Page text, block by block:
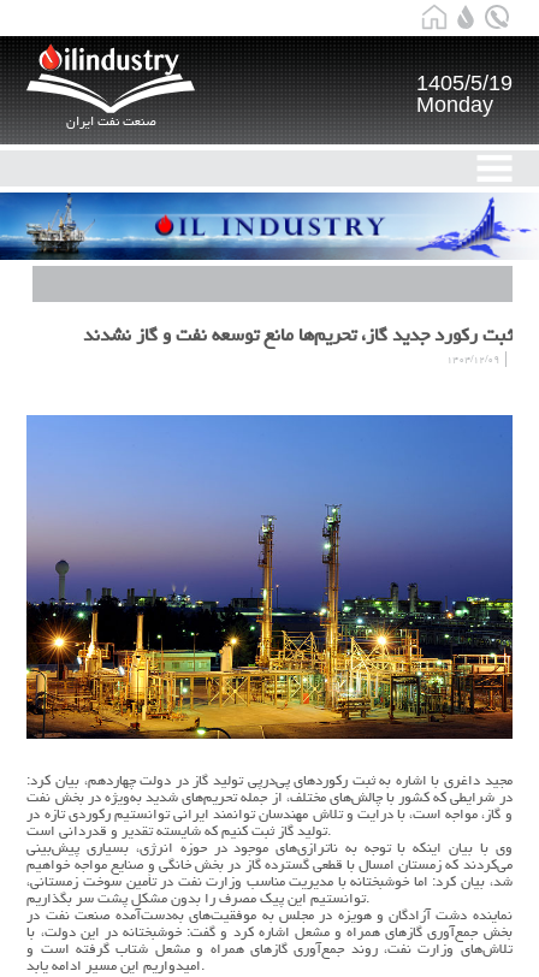
صنعت نفت ایران
1405/5/19
Monday
ثبت رکورد جدید گاز، تحریم‌ها مانع توسعه نفت و گاز نشدند
۱۴۰۴/۱۲/۰۹
مجید داغری با اشاره به ثبت رکوردهای پی‌درپی تولید گاز در دولت چهاردهم، بیان کرد:
در شرایطی که کشور با چالش‌های مختلف، از جمله تحریم‌های شدید به‌ویژه در بخش نفت
و گاز، مواجه است، با درایت و تلاش مهندسان توانمند ایرانی توانستیم رکوردی تازه در
تولید گاز ثبت کنیم که شایسته تقدیر و قدردانی است.
وی با بیان اینکه با توجه به ناترازی‌های موجود در حوزه انرژی، بسیاری پیش‌بینی
می‌کردند که زمستان امسال با قطعی گسترده گاز در بخش خانگی و صنایع مواجه خواهیم
شد، بیان کرد: اما خوشبختانه با مدیریت مناسب وزارت نفت در تأمین سوخت زمستانی،
توانستیم این پیک مصرف را بدون مشکل پشت سر بگذاریم.
نماینده دشت آزادگان و هویزه در مجلس به موفقیت‌های به‌دست‌آمده صنعت نفت در
بخش جمع‌آوری گازهای همراه و مشعل اشاره کرد و گفت: خوشبختانه در این دولت، با
تلاش‌های وزارت نفت، روند جمع‌آوری گازهای همراه و مشعل شتاب گرفته است و
امیدواریم این مسیر ادامه یابد.